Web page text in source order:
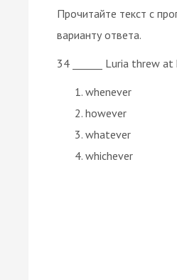
Прочитайте текст с
варианту ответа.
34 ______ Luria threw
whenever
however
whatever
whichever